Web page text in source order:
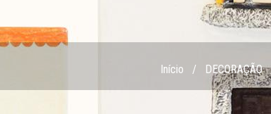
Início / DECORAÇÃO